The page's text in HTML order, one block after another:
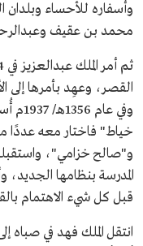
وأسفاره للأحساء وبلدان
محمد بن عقيف
القصر، وعهِد بأمرها إلى
وفي
خياط" فاختار معه عددًا
و"صالح خزامي"،
المدرسة بنظامها الجديد،
قبل كل شيء الاهتمام
انتقل الملك فهد في